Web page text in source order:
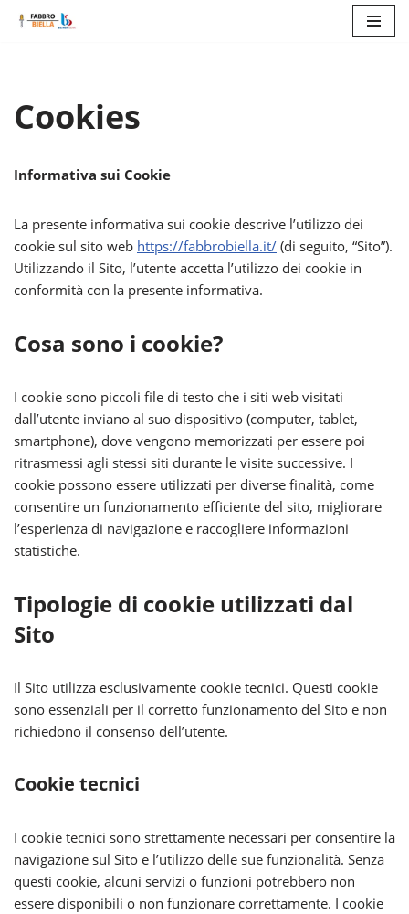
Cookies
Informativa sui Cookie
La presente informativa sui cookie descrive l’utilizzo dei
cookie sul sito web https://fabbrobiella.it/ (di seguito, “Sito”).
Utilizzando il Sito, l’utente accetta l’utilizzo dei cookie in
conformità con la presente informativa.
Cosa sono i cookie?
I cookie sono piccoli file di testo che i siti web visitati
dall’utente inviano al suo dispositivo (computer, tablet,
smartphone), dove vengono memorizzati per essere poi
ritrasmessi agli stessi siti durante le visite successive. I
cookie possono essere utilizzati per diverse finalità, come
consentire un funzionamento efficiente del sito, migliorare
l’esperienza di navigazione e raccogliere informazioni
statistiche.
Tipologie di cookie utilizzati dal
Sito
Il Sito utilizza esclusivamente cookie tecnici. Questi cookie
sono essenziali per il corretto funzionamento del Sito e non
richiedono il consenso dell’utente.
Cookie tecnici
I cookie tecnici sono strettamente necessari per consentire la
navigazione sul Sito e l’utilizzo delle sue funzionalità. Senza
questi cookie, alcuni servizi o funzioni potrebbero non
essere disponibili o non funzionare correttamente. I cookie